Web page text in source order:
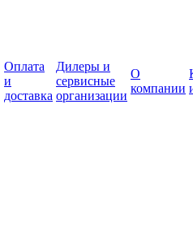
Оплата
и
доставка
Дилеры и
сервисные
организации
О
компании